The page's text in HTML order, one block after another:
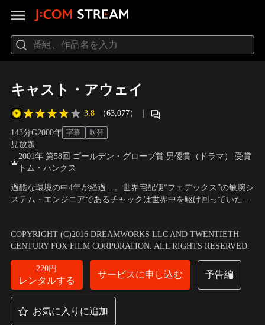
キャスト・アウェイ
3.8 （63,077） ｜
143分G2000年 字幕 吹替
見放題
2001年 第58回 ゴールデン・グローブ賞 男優賞（ドラマ） 受賞
トム・ハンクス
過酷な環境の中4年が経過…。世界宅配便“フェデックス”の敏腕シ
ステム・エンジニアであるチャックは世界中を駆け回っていた。
そこで彼を待っていたのは…。
COPYRIGHT (C)2016 DREAMWORKS LLC AND TWENTIETH
CENTURY FOX FILM CORPORATION. ALL RIGHTS RESERVED.
220円
レンタルする
サービスに申し込む 予告編
お気に入りに追加